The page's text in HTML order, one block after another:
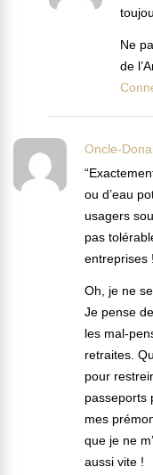
Ne
de
Oncle-
ou d’eau
usagers
pas
entreprises
Oh, je ne
Je pense
les mal-
retraites.
pour
passeports
mes
que je ne
aussi vite !